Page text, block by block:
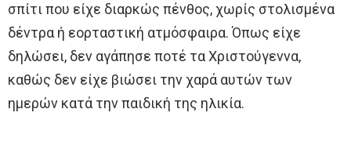
σπίτι που είχε διαρκώς πένθος, χωρίς στολισμένα
δέντρα ή εορταστική ατμόσφαιρα. Όπως είχε
δηλώσει, δεν αγάπησε ποτέ τα Χριστούγεννα,
καθώς δεν είχε βιώσει την χαρά αυτών των
ημερών κατά την παιδική της ηλικία.